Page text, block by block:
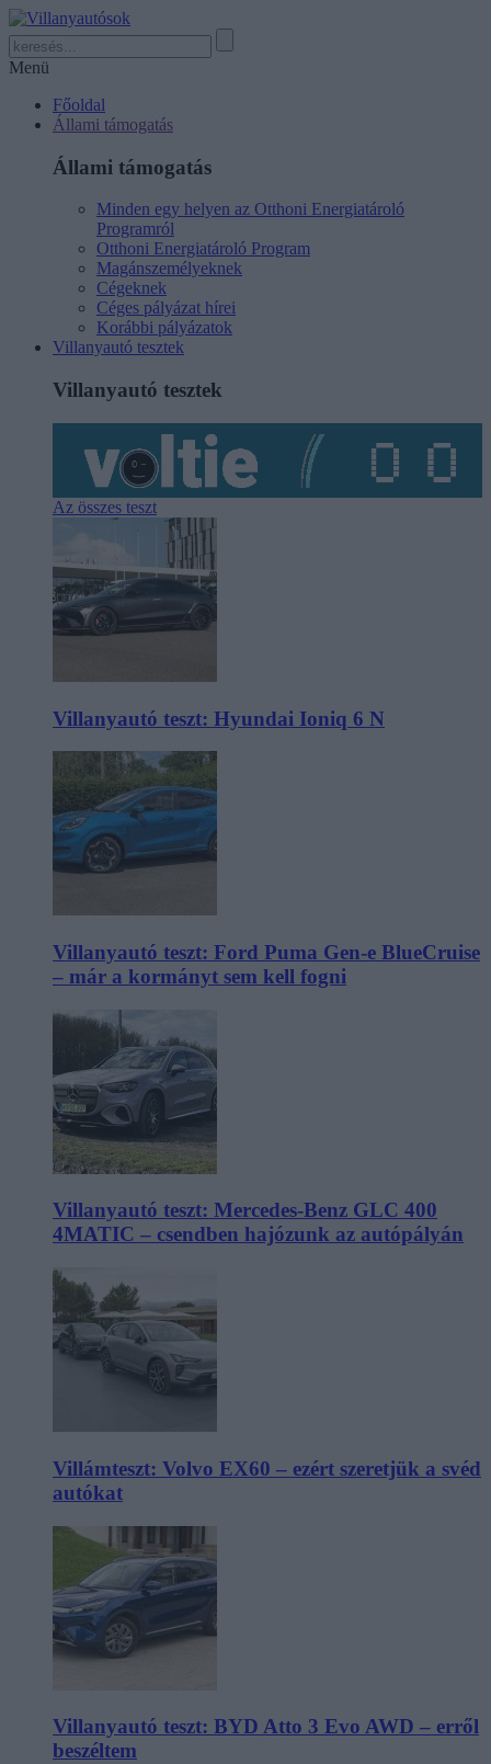
Menü
Főoldal
Állami támogatás
Állami támogatás
Minden egy helyen az Otthoni Energiatároló
Programról
Otthoni Energiatároló Program
Magánszemélyeknek
Cégeknek
Céges pályázat hírei
Korábbi pályázatok
Villanyautó tesztek
Villanyautó tesztek
Az összes teszt
Villanyautó teszt: Hyundai Ioniq 6 N
Villanyautó teszt: Ford Puma Gen-e BlueCruise
– már a kormányt sem kell fogni
Villanyautó teszt: Mercedes-Benz GLC 400
4MATIC – csendben hajózunk az autópályán
Villámteszt: Volvo EX60 – ezért szeretjük a svéd
autókat
Villanyautó teszt: BYD Atto 3 Evo AWD – erről
beszéltem